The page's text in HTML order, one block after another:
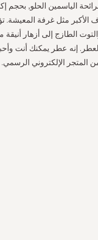
الياسمين الحلو, بحجم
الأكبر مثل غرفة المعيشة.
الطازج إلى أزهار أنيقة
إنه عطر يمكنك أنت